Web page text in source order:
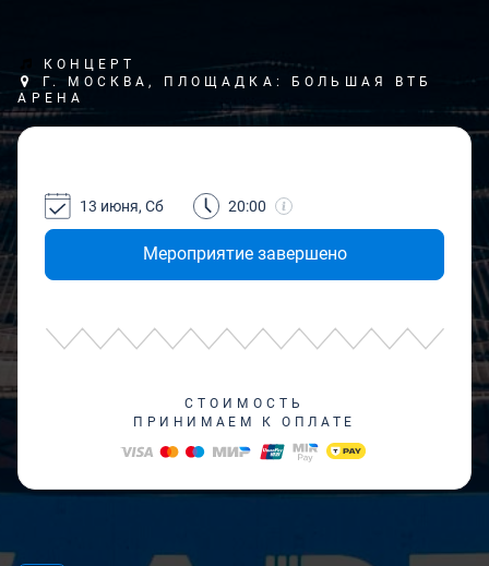
КОНЦЕРТ
Г. МОСКВА, ПЛОЩАДКА: БОЛЬШАЯ ВТБ
АРЕНА
Мероприятие завершено
13 июня, Сб 20:00
СТОИМОСТЬ
ПРИНИМАЕМ К ОПЛАТЕ